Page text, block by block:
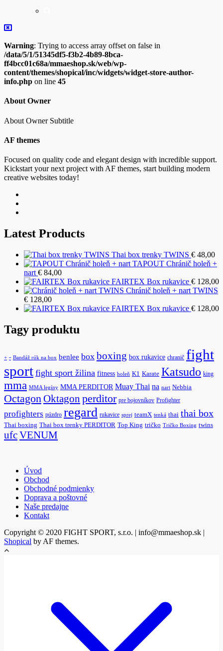
Warning: Trying to access array offset on false in
/data/5/1/51345df5-f3b2-4b89-8bca-
ff4bcc01c68a/mmaeshop.sk/web/wp-
content/themes/shopical/inc/widgets/widget-store-author-
info.php on line 45
About Owner
About Owner Subtitle
AF themes
Focused on quality code and elegant design with incredible support.
Kickstart your next project with AF themes, start building modern
creative websites today!
Latest Products
Thai box trenky TWINS € 48,00
TAPOUT Chránič holeň +
nart € 84,00
FAIRTEX Box rukavice € 128,00
Chránič holeň + nart TWINS
€ 128,00
FAIRTEX Box rukavice € 128,00
Tagy produktu
+ - Bandáž rúk na box benlee box boxing box rukavice chranič fight
sport fight sport žilina fitness holeň K1 Karate Katsudo king
mma MMA legíny MMA PERDITOR Muay Thai na nart Nebbia
Octagon Oktagon perditor pre bojovníkov Profighter
profighters púzdro regard rukavice sprej teamX tenká thai thai box
Thai boxing Thai box trenky PERDITOR Top King tričko Tričko Boxing twins
ufcVENUM
Úvod
Obchod
Obchodné podmienky
Doprava a poštovné
Naše predajne
Kontakt
Copyright © 2020 FIGHT SPORT, s.r.o. | info@mmaeshop.sk |
Shopical by AF themes.